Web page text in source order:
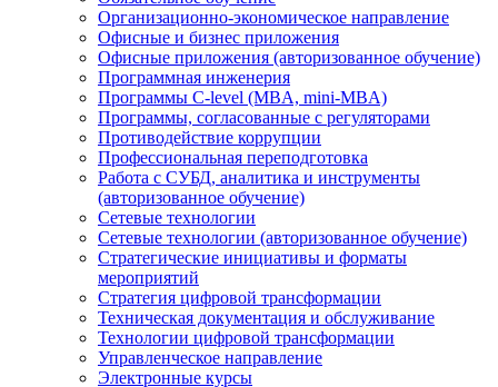
Организационно-экономическое направление
Офисные и бизнес приложения
Офисные приложения (авторизованное обучение)
Программная инженерия
Программы C-level (MBA, mini-MBA)
Программы, согласованные с регуляторами
Противодействие коррупции
Профессиональная переподготовка
Работа с СУБД, аналитика и инструменты
(авторизованное обучение)
Сетевые технологии
Сетевые технологии (авторизованное обучение)
Стратегические инициативы и форматы
мероприятий
Стратегия цифровой трансформации
Техническая документация и обслуживание
Технологии цифровой трансформации
Управленческое направление
Электронные курсы